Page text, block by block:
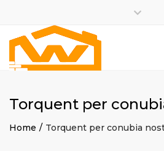
Monday – Friday:
Torquent per
Home Torquent per conubia